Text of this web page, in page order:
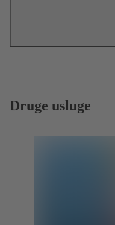
Druge usluge